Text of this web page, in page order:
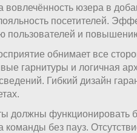
вовлечённость юзера в
посетителей.
пользователей и
обнимает все
гарнитуры и логичная
Гибкий дизайн
должны функционировать
команды без пауз.